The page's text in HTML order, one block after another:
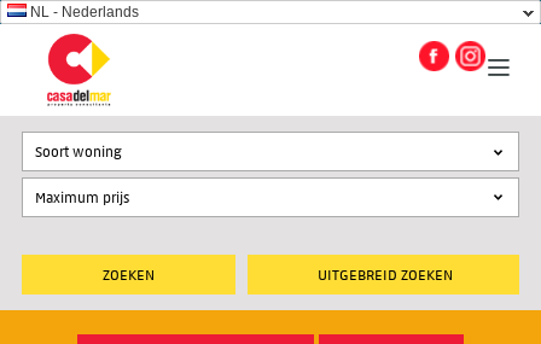
NL - Nederlands
UITGEBREID ZOEKEN
Soort woning